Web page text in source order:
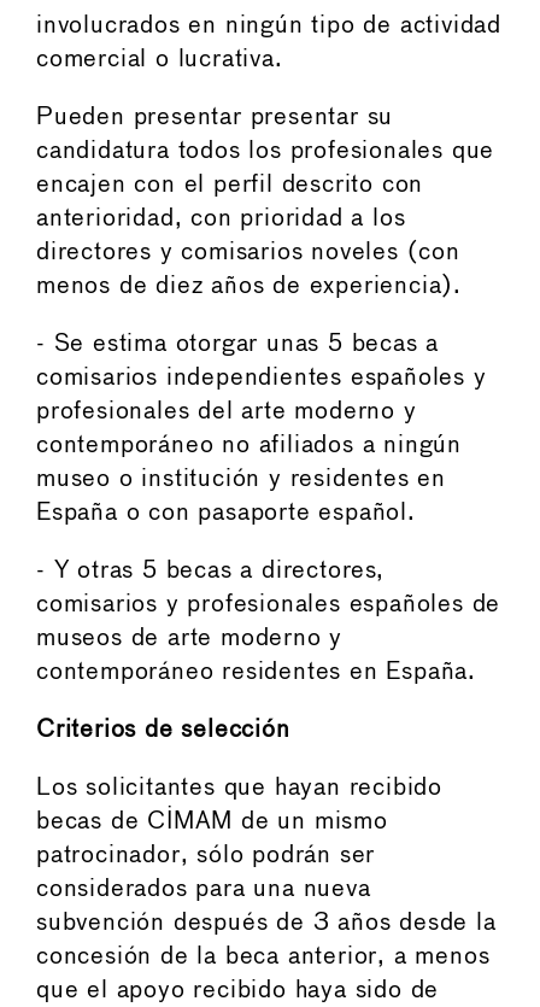
involucrados en ningún tipo de actividad
comercial o lucrativa.
Pueden presentar presentar su
candidatura todos los profesionales que
encajen con el perfil descrito con
anterioridad, con prioridad a los
directores y comisarios noveles (con
menos de diez años de experiencia).
- Se estima otorgar unas 5 becas a
comisarios independientes españoles y
profesionales del arte moderno y
contemporáneo no afiliados a ningún
museo o institución y residentes en
España o con pasaporte español.
- Y otras 5 becas a directores,
comisarios y profesionales españoles de
museos de arte moderno y
contemporáneo residentes en España.
Criterios de selección
Los solicitantes que hayan recibido
becas de CIMAM de un mismo
patrocinador, sólo podrán ser
considerados para una nueva
subvención después de 3 años desde la
concesión de la beca anterior, a menos
que el apoyo recibido haya sido de